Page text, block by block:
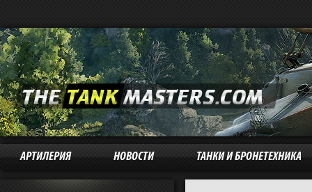
АРТИЛЕРИЯ НОВОСТИ ТАНКИ И БРОНЕТЕХНИКА